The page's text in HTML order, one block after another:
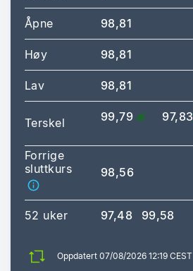
Åpne 98,81
Høy 98,81
Lav 98,81
Terskel 99,79 97,83
Forrige
sluttkurs
98,56
52 uker 97,48 99,58
Oppdatert 07/08/2026 12:19 CEST